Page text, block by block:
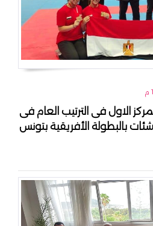
الاول فى الترتيب العام فى
بالبطولة الأفريقية بتونس